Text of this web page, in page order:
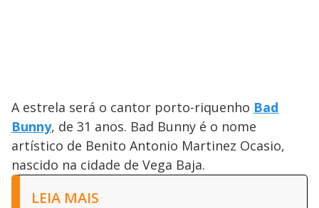
A estrela será o cantor porto-riquenho Bad
Bunny, de 31 anos. Bad Bunny é o nome
artístico de Benito Antonio Martinez Ocasio,
nascido na cidade de Vega Baja.
LEIA MAIS